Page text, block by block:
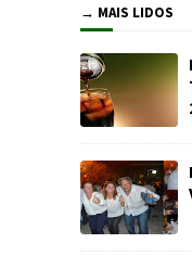
→ MAIS LIDOS